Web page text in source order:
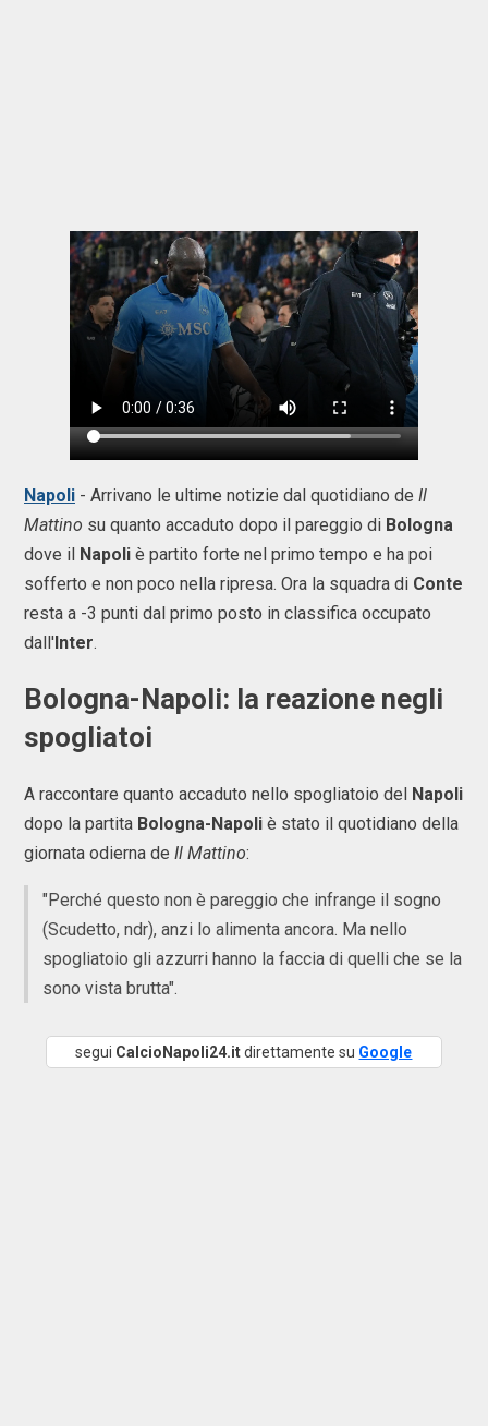
Napoli - Arrivano le ultime notizie dal quotidiano de Il
Mattino su quanto accaduto dopo il pareggio di Bologna
dove il Napoli è partito forte nel primo tempo e ha poi
sofferto e non poco nella ripresa. Ora la squadra di Conte
resta a -3 punti dal primo posto in classifica occupato
dall'Inter.
Bologna-Napoli: la reazione negli
spogliatoi
A raccontare quanto accaduto nello spogliatoio del
Napoli
dopo la partita Bologna-Napoli è stato il quotidiano della
giornata odierna de Il Mattino:
"Perché questo non è pareggio che infrange il sogno
(Scudetto, ndr), anzi lo alimenta ancora. Ma nello
spogliatoio gli azzurri hanno la faccia di quelli che se la
sono vista brutta".
segui CalcioNapoli24.itdirettamente su Google